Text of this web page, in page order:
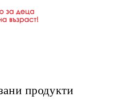
продукти